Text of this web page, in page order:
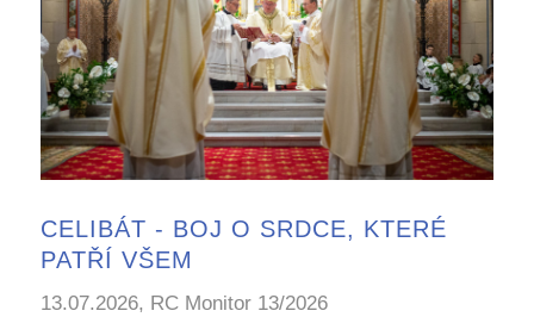
CELIBÁT - BOJ O SRDCE, KTERÉ
PATŘÍ VŠEM
13.07.2026, RC Monitor 13/2026